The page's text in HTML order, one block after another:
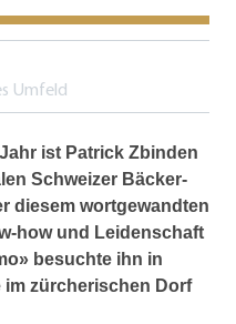
Umfeld
ist Patrick Zbinden
Schweizer Bäcker-
diesem wortgewandten
how und Leidenschaft
besuchte ihn in
zürcherischen Dorf